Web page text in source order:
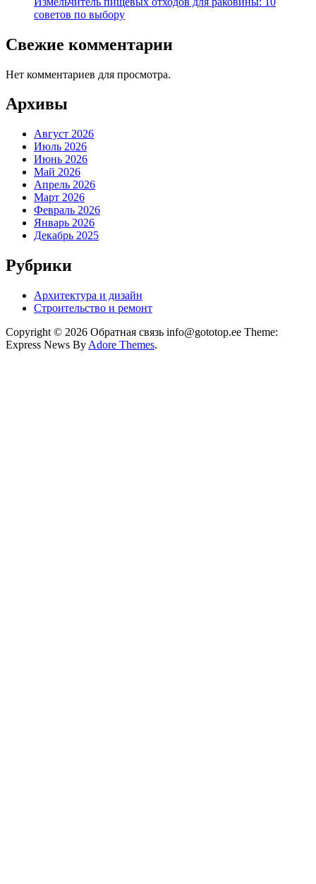
советов по выбору
Свежие комментарии
Нет комментариев для просмотра.
Архивы
Август 2026
Июль 2026
Июнь 2026
Май 2026
Апрель 2026
Март 2026
Февраль 2026
Январь 2026
Декабрь 2025
Рубрики
Архитектура и дизайн
Строительство и ремонт
Copyright © 2026 Обратная связь info@gototop.ee Theme:
Express News By Adore Themes.